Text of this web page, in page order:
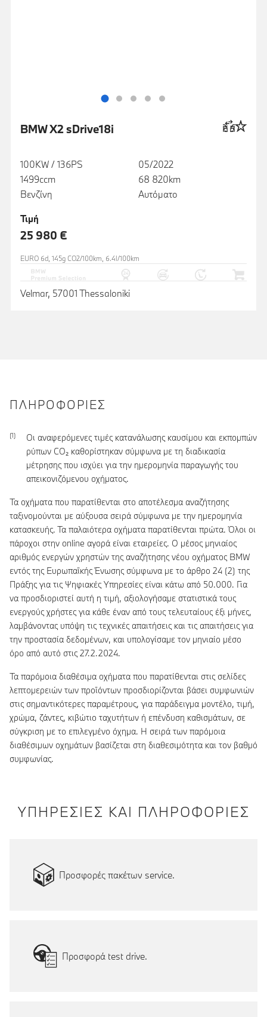
BMW X2 sDrive18i
100KW / 136PS
1499ccm
Βενζίνη
05/2022
68 820km
Αυτόματο
Τιμή
25 980 €
EURO 6d, 145g CO2/100km, 6.4l/100km
Velmar, 57001 Thessaloniki
ΠΛΗΡΟΦΟΡΊΕΣ
Οι αναφερόμενες τιμές κατανάλωσης καυσίμου και εκπομπών
ρύπων CO₂ καθορίστηκαν σύμφωνα με τη διαδικασία
μέτρησης που ισχύει για την ημερομηνία παραγωγής του
απεικονιζόμενου οχήματος.
Τα οχήματα που παρατίθενται στο αποτέλεσμα αναζήτησης
ταξινομούνται με αύξουσα σειρά σύμφωνα με την ημερομηνία
κατασκευής. Τα παλαιότερα οχήματα παρατίθενται πρώτα. Όλοι οι
πάροχοι στην online αγορά είναι εταιρείες. Ο μέσος μηνιαίος
αριθμός ενεργών χρηστών της αναζήτησης νέου οχήματος BMW
εντός της Ευρωπαϊκής Ένωσης σύμφωνα με το άρθρο 24 (2) της
Πράξης για τις Ψηφιακές Υπηρεσίες είναι κάτω από 50.000. Για
να προσδιοριστεί αυτή η τιμή, αξιολογήσαμε στατιστικά τους
ενεργούς χρήστες για κάθε έναν από τους τελευταίους έξι μήνες,
λαμβάνοντας υπόψη τις τεχνικές απαιτήσεις και τις απαιτήσεις για
την προστασία δεδομένων, και υπολογίσαμε τον μηνιαίο μέσο
όρο από αυτό στις 27.2.2024.
Τα παρόμοια διαθέσιμα οχήματα που παρατίθενται στις σελίδες
λεπτομερειών των προϊόντων προσδιορίζονται βάσει συμφωνιών
στις σημαντικότερες παραμέτρους, για παράδειγμα μοντέλο, τιμή,
χρώμα, ζάντες, κιβώτιο ταχυτήτων ή επένδυση καθισμάτων, σε
σύγκριση με το επιλεγμένο όχημα. Η σειρά των παρόμοια
διαθέσιμων οχημάτων βασίζεται στη διαθεσιμότητα και τον βαθμό
συμφωνίας.
ΥΠΗΡΕΣΙΕΣ ΚΑΙ ΠΛΗΡΟΦΟΡΙΕΣ
Προσφορές πακέτων service.
Προσφορά test drive.